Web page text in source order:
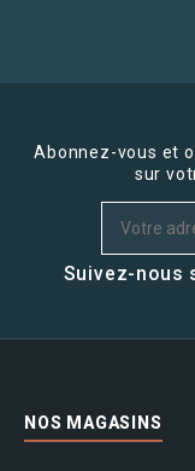
Abonnez-vous et
sur
Suivez-nous
NOS MAGASINS